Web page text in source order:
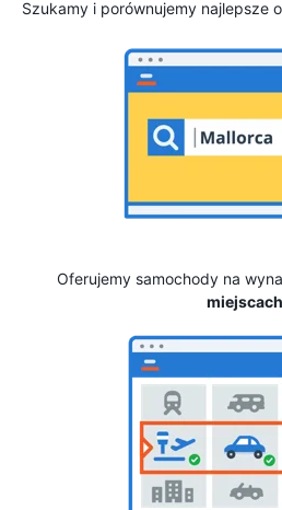
Szukamy i porównujemy najlepsze
Oferujemy samochody na
miejscach